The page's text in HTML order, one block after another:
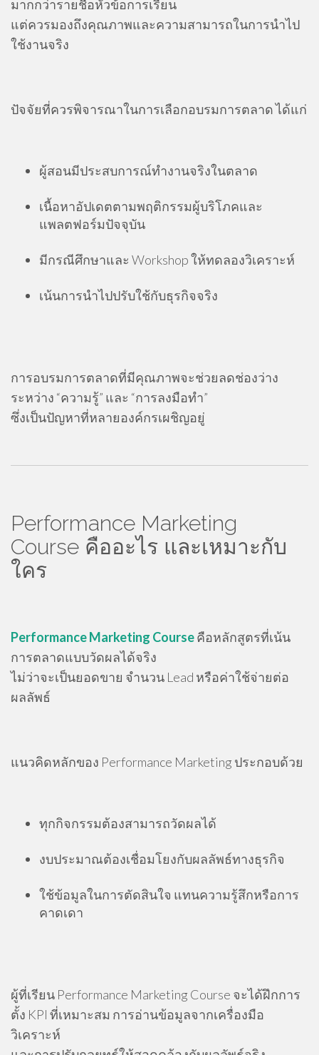
มากกว่ารายชื่อหัวข้อการเรียน
แต่ควรมองถึงคุณภาพและความสามารถในการนำไป
ใช้งานจริง
ปัจจัยที่ควรพิจารณาในการเลือกอบรมการตลาด ได้แก่
ผู้สอนมีประสบการณ์ทำงานจริงในตลาด
เนื้อหาอัปเดตตามพฤติกรรมผู้บริโภคและ
แพลตฟอร์มปัจจุบัน
มีกรณีศึกษาและ Workshop ให้ทดลองวิเคราะห์
เน้นการนำไปปรับใช้กับธุรกิจจริง
การอบรมการตลาดที่มีคุณภาพจะช่วยลดช่องว่าง
ระหว่าง “ความรู้” และ “การลงมือทำ”
ซึ่งเป็นปัญหาที่หลายองค์กรเผชิญอยู่
Performance Marketing
Course คืออะไร และเหมาะกับ
ใคร
Performance Marketing Courseคือหลักสูตรที่เน้น
การตลาดแบบวัดผลได้จริง
ไม่ว่าจะเป็นยอดขาย จำนวน Lead หรือค่าใช้จ่ายต่อ
ผลลัพธ์
แนวคิดหลักของ Performance Marketing ประกอบด้วย
ทุกกิจกรรมต้องสามารถวัดผลได้
งบประมาณต้องเชื่อมโยงกับผลลัพธ์ทางธุรกิจ
ใช้ข้อมูลในการตัดสินใจ แทนความรู้สึกหรือการ
คาดเดา
ผู้ที่เรียน Performance Marketing Course จะได้ฝึกการ
ตั้ง KPI ที่เหมาะสม การอ่านข้อมูลจากเครื่องมือ
วิเคราะห์